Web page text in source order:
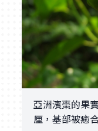
亞洲濱棗的果
厘，基部被癒